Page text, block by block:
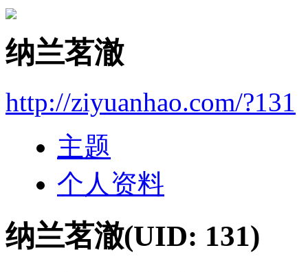
纳兰茗澈
http://ziyuanhao.com/?131
主题
个人资料
纳兰茗澈(UID: 131)